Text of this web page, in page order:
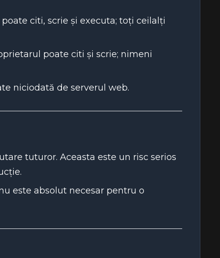
citi, scrie și executa; toți ceilalți
poate citi și scrie; nimeni
niciodată de serverul web.
tuturor. Aceasta este un risc serios
este absolut necesar pentru o